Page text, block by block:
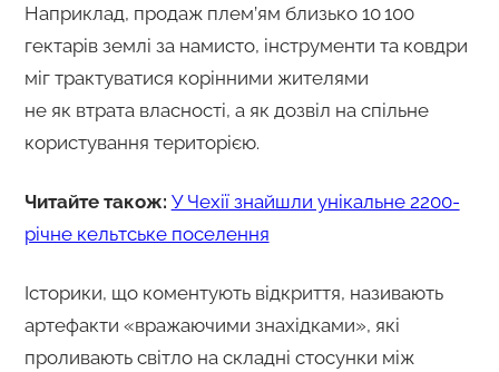
Наприклад, продаж плем’ям близько 10 100
гектарів землі за намисто, інструменти та ковдри
міг трактуватися корінними жителями
не як втрата власності, а як дозвіл на спільне
користування територією.
Читайте також: У Чехії знайшли унікальне 2200-
річне кельтське поселення
Історики, що коментують відкриття, називають
артефакти «вражаючими знахідками», які
проливають світло на складні стосунки між